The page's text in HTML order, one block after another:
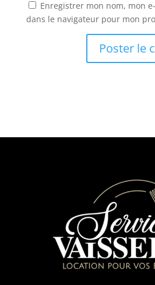
Enregistrer mon nom, mon
dans le navigateur pour mon